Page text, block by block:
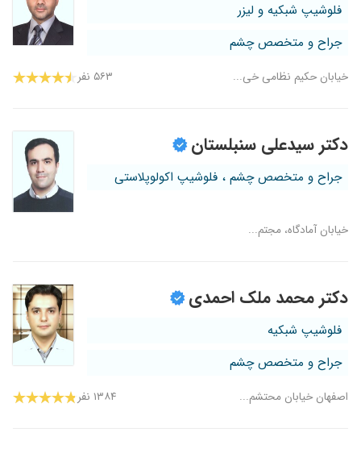
فلوشیپ شبکیه و لیزر
جراح و متخصص چشم
خیابان حکیم نظامی خی... ۵۶۳ نفر
دکتر سیدعلی سنبلستان
جراح و متخصص چشم ، فلوشیپ اکولوپلاستی
خیابان آمادگاه، مجتم...
دکتر محمد ملک احمدی
فلوشیپ شبکیه
جراح و متخصص چشم
اصفهان خیابان محتشم... ۱۳۸۴ نفر